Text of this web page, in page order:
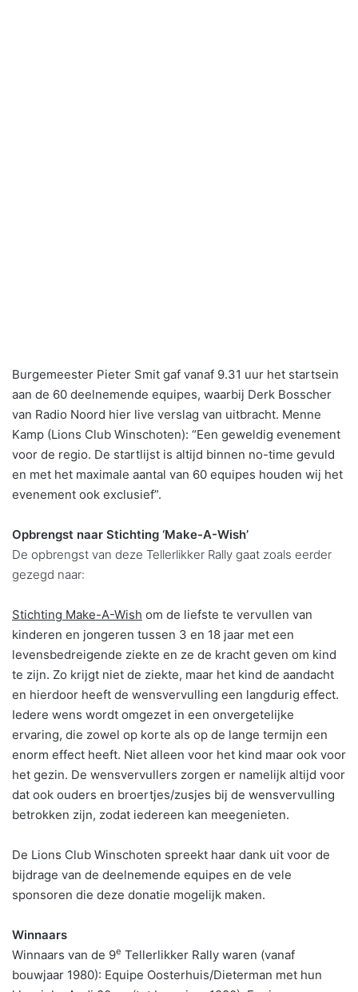
Burgemeester Pieter Smit gaf vanaf 9.31 uur het startsein
aan de 60 deelnemende equipes, waarbij Derk Bosscher
van Radio Noord hier live verslag van uitbracht. Menne
Kamp (Lions Club Winschoten): “Een geweldig evenement
voor de regio. De startlijst is altijd binnen no-time gevuld
en met het maximale aantal van 60 equipes houden wij het
evenement ook exclusief”.
Opbrengst naar Stichting ‘Make-A-Wish’
De opbrengst van deze Tellerlikker Rally gaat zoals eerder
gezegd naar:
Stichting Make-A-Wish om de liefste te vervullen van
kinderen en jongeren tussen 3 en 18 jaar met een
levensbedreigende ziekte en ze de kracht geven om kind
te zijn. Zo krijgt niet de ziekte, maar het kind de aandacht
en hierdoor heeft de wensvervulling een langdurig effect.
Iedere wens wordt omgezet in een onvergetelijke
ervaring, die zowel op korte als op de lange termijn een
enorm effect heeft. Niet alleen voor het kind maar ook voor
het gezin. De wensvervullers zorgen er namelijk altijd voor
dat ook ouders en broertjes/zusjes bij de wensvervulling
betrokken zijn, zodat iedereen kan meegenieten.
De Lions Club Winschoten spreekt haar dank uit voor de
bijdrage van de deelnemende equipes en de vele
sponsoren die deze donatie mogelijk maken.
Winnaars
Winnaars van de 9e Tellerlikker Rally waren (vanaf
bouwjaar 1980): Equipe Oosterhuis/Dieterman met hun